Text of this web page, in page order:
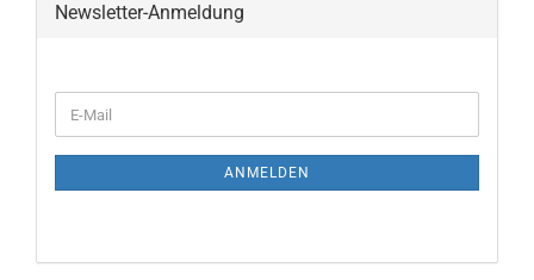
Newsletter-Anmeldung
ZUR
E-
Mail
ANMELDEN